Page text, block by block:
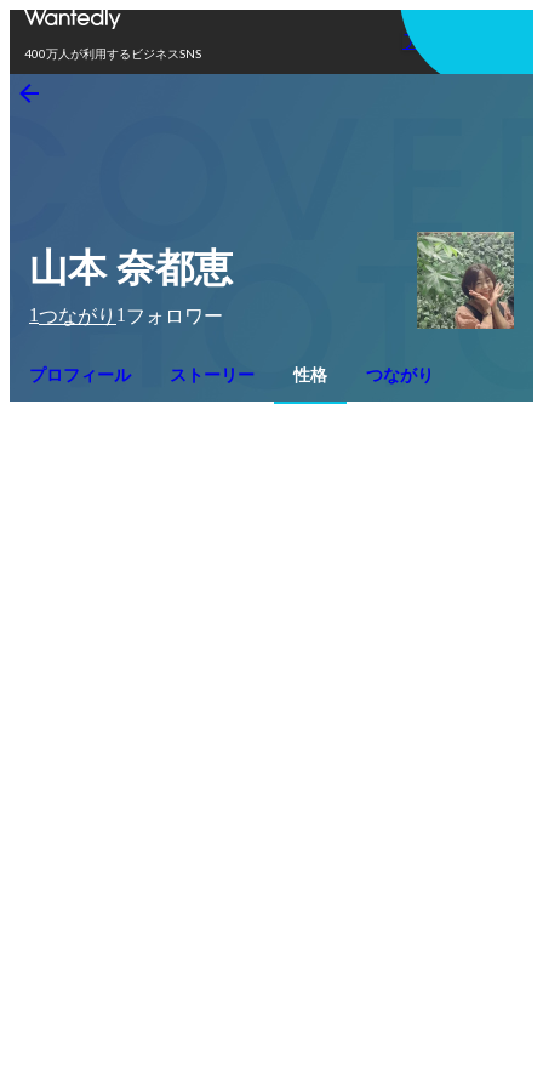
400万人が利用するビジネスSNS
アプリを使う
山本 奈都恵
1つながり 1 フォロワー
プロフィール ストーリー 性格 つながり